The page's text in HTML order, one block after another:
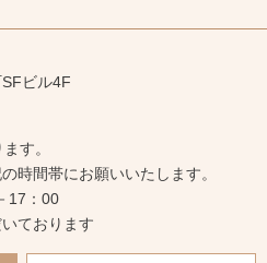
ビル4F
す。
時間帯にお願いいたします。
17：00
ております